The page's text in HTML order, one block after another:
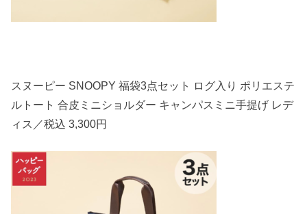
スヌーピー SNOOPY 福袋3点セット ログ入り ポリエステ
ルトート 合皮ミニショルダー キャンパスミニ手提げ レデ
ィス／税込 3,300円